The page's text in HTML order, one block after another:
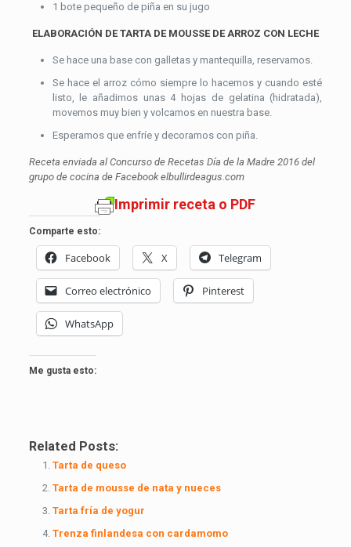
1 bote pequeño de piña en su jugo
ELABORACIÓN DE TARTA DE MOUSSE DE ARROZ CON LECHE
Se hace una base con galletas y mantequilla, reservamos.
Se hace el arroz cómo siempre lo hacemos y cuando esté
listo, le añadimos unas 4 hojas de gelatina (hidratada),
movemos muy bien y volcamos en nuestra base.
Esperamos que enfríe y decoramos con piña.
Receta enviada al Concurso de Recetas Día de la Madre 2016 del
grupo de cocina de Facebook elbullirdeagus.com
Imprimir receta o PDF
Comparte esto:
Facebook X Telegram
Correo electrónico Pinterest
WhatsApp
Me gusta esto:
Related Posts:
Tarta de queso
Tarta de mousse de nata y nueces
Tarta fría de yogur
Trenza finlandesa con cardamomo